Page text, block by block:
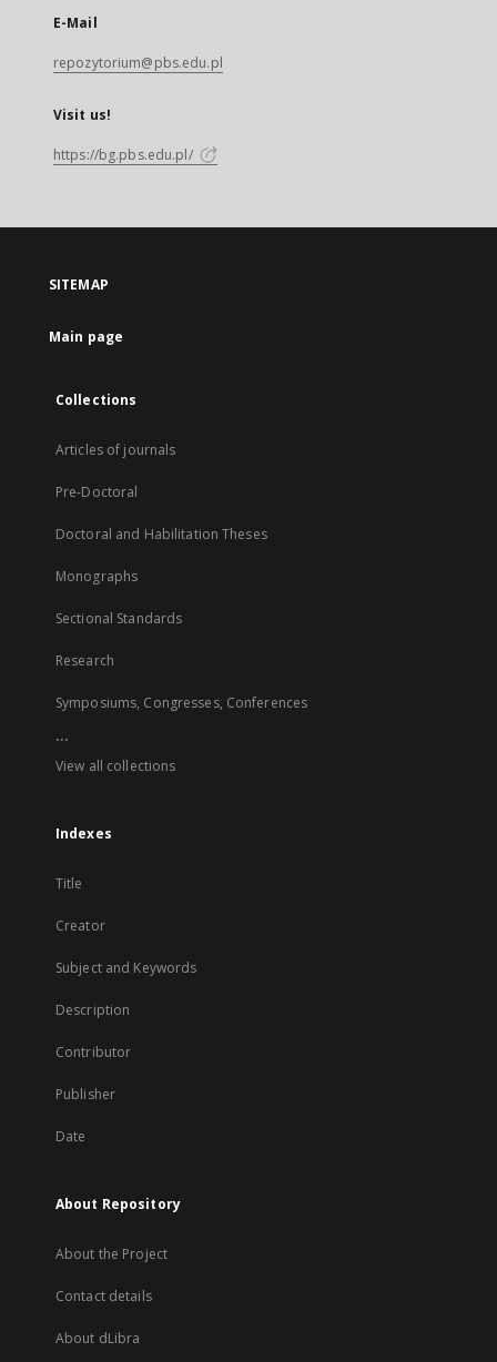
E-Mail
repozytorium@pbs.edu.pl
Visit us!
https://bg.pbs.edu.pl/
SITEMAP
Main page
Collections
Articles of journals
Pre-Doctoral
Doctoral and Habilitation Theses
Monographs
Sectional Standards
Research
Symposiums, Congresses, Conferences
...
View all collections
Indexes
Title
Creator
Subject and Keywords
Description
Contributor
Publisher
Date
About Repository
About the Project
Contact details
About dLibra